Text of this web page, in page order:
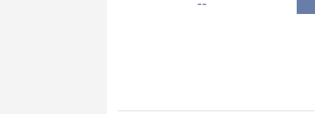
Frankfurt am Main
--